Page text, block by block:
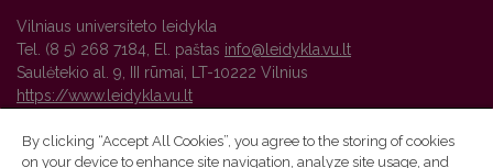
Vilniaus universiteto leidykla
Tel. (8 5) 268 7184, El. paštas info@leidykla.vu.lt
Saulėtekio al. 9, III rūmai, LT-10222 Vilnius
https://www.leidykla.vu.lt
By clicking “Accept All Cookies”, you agree to the storing of cookies
on your device to enhance site navigation, analyze site usage, and